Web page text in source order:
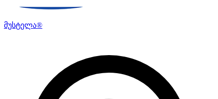
მუსტელა®